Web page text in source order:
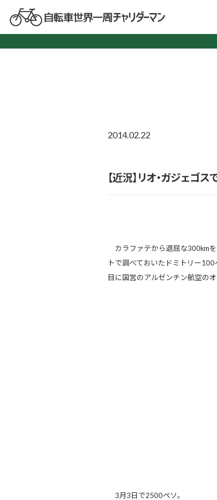
2014.02.22
【近況】リオ・ガジェゴ
カラファテから退屈な300km
トで調べておいたドミトリー
目に国営のアルゼンチン航空のオ
3月3日で2500ペソ。